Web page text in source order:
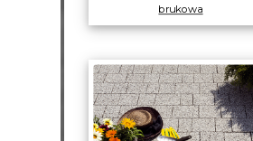
brukowa